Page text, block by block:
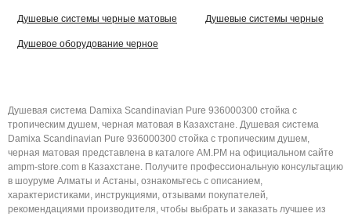
Душевые системы черные матовые Душевые системы черные
Душевое оборудование черное
Душевая система Damixa Scandinavian Pure 936000300 стойка с
тропическим душем, черная матовая в Казахстане. Душевая система
Damixa Scandinavian Pure 936000300 стойка с тропическим душем,
черная матовая представлена в каталоге AM.PM на официальном сайте
ampm-store.com в Казахстане. Получите профессиональную консультацию
в шоуруме Алматы и Астаны, ознакомьтесь с описанием,
характеристиками, инструкциями, отзывами покупателей,
рекомендациями производителя, чтобы выбрать и заказать лучшее из